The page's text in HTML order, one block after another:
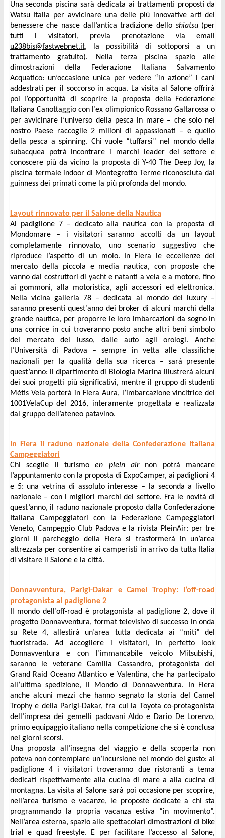
Una seconda piscina sarà dedicata ai trattamenti proposti da
Watsu Italia per avvicinare una delle più innovative arti del
benessere che nasce dall’antica tradizione dello shiatsu (per
u238bis@fastwebnet.it, la possibilità di sottoporsi a un
trattamento gratuito). Nella terza piscina spazio alle
dimostrazioni della Federazione Italiana Salvamento
Acquatico: un’occasione unica per vedere “in azione” i cani
addestrati per il soccorso in acqua. La visita al Salone offrirà
poi l’opportunità di scoprire la proposta della Federazione
Italiana Canottaggio con l’ex olimpionico Rossano Galtarossa o
per avvicinare l’universo della pesca in mare – che solo nel
nostro Paese raccoglie 2 milioni di appassionati – e quello
della pesca a spinning. Chi vuole “tuffarsi” nel mondo della
subacquea potrà incontrare i marchi leader del settore e
conoscere più da vicino la proposta di Y-40 The Deep Joy, la
piscina termale indoor di Montegrotto Terme riconosciuta dal
guinness dei primati come la più profonda del mondo.
Layout rinnovato per il Salone della Nautica
Al padiglione 7 – dedicato alla nautica con la proposta di
Mondomare – i visitatori saranno accolti da un layout
completamente rinnovato, uno scenario suggestivo che
riproduce l’aspetto di un molo. In Fiera le eccellenze del
mercato della piccola e media nautica, con proposte che
vanno dai costruttori di yacht e natanti a vela e a motore, fino
ai gommoni, alla motoristica, agli accessori ed elettronica.
Nella vicina galleria 78 – dedicata al mondo del luxury –
saranno presenti quest’anno dei broker di alcuni marchi della
grande nautica, per proporre le loro imbarcazioni da sogno in
una cornice in cui troveranno posto anche altri beni simbolo
del mercato del lusso, dalle auto agli orologi. Anche
l’Università di Padova – sempre in vetta alle classifiche
nazionali per la qualità della sua ricerca – sarà presente
quest’anno: il dipartimento di Biologia Marina illustrerà alcuni
dei suoi progetti più significativi, mentre il gruppo di studenti
Mètis Vela porterà in Fiera Aura, l’imbarcazione vincitrice del
1001VelaCup del 2016, interamente progettata e realizzata
dal gruppo dell’ateneo patavino.
In Fiera il raduno nazionale della Confederazione Italiana
Campeggiatori
Chi sceglie il turismo en plein air non potrà mancare
l’appuntamento con la proposta di ExpoCamper, ai padiglioni 4
e 5: una vetrina di assoluto interesse – la seconda a livello
nazionale – con i migliori marchi del settore. Fra le novità di
quest’anno, il raduno nazionale proposto dalla Confederazione
Italiana Campeggiatori con la Federazione Campeggiatori
Veneto, Campeggio Club Padova e la rivista PleinAir: per tre
giorni il parcheggio della Fiera si trasformerà in un’area
attrezzata per consentire ai camperisti in arrivo da tutta Italia
di visitare il Salone e la città.
Donnavventura, Parigi-Dakar e Camel Trophy: l’off-road
protagonista al padiglione 2
Il mondo dell’off-road è protagonista al padiglione 2, dove il
progetto Donnavventura, format televisivo di successo in onda
su Rete 4, allestirà un’area tutta dedicata ai “miti” del
fuoristrada. Ad accogliere i visitatori, in perfetto look
Donnavventura e con l’immancabile veicolo Mitsubishi,
saranno le veterane Camilla Cassandro, protagonista del
Grand Raid Oceano Atlantico e Valentina, che ha partecipato
all’ultima spedizione, Il Mondo di Donnavventura. In Fiera
anche alcuni mezzi che hanno segnato la storia del Camel
Trophy e della Parigi-Dakar, fra cui la Toyota co-protagonista
dell’impresa dei gemelli padovani Aldo e Dario De Lorenzo,
primo equipaggio italiano nella competizione che si è conclusa
nei giorni scorsi.
Una proposta all’insegna del viaggio e della scoperta non
poteva non contemplare un’incursione nel mondo del gusto: al
padiglione 4 i visitatori troveranno due ristoranti a tema
dedicati rispettivamente alla cucina di mare a alla cucina di
montagna. La visita al Salone sarà poi occasione per scoprire,
nell’area turismo e vacanze, le proposte dedicate a chi sta
programmando la propria vacanza estiva “in movimento”.
Nell’area esterna, spazio alle spettacolari dimostrazioni di bike
trial e quad freestyle. E per facilitare l’accesso al Salone,